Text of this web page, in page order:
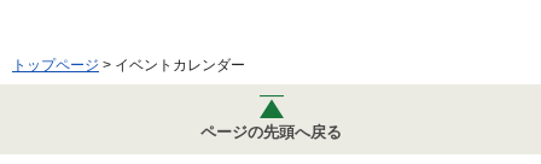
トップページ > イベントカレンダー
ページの先頭へ戻る